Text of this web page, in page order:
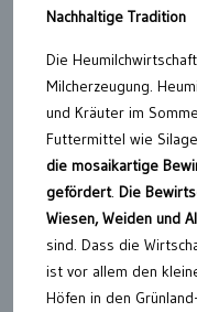
Nachhaltige Tradition
Die
Milcherzeugung.
und Kräuter im
Futtermittel wie
die mosaikartige
gefördert. Die
Wiesen, Weiden und
sind. Dass die
ist vor allem den
Höfen in den